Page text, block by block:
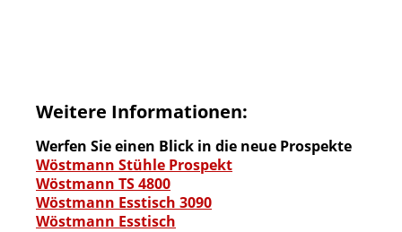
Weitere Informationen:
Werfen Sie einen Blick in die neue Prospekte
Wöstmann Stühle Prospekt
Wöstmann TS 4800
Wöstmann Esstisch 3090
Wöstmann Esstisch